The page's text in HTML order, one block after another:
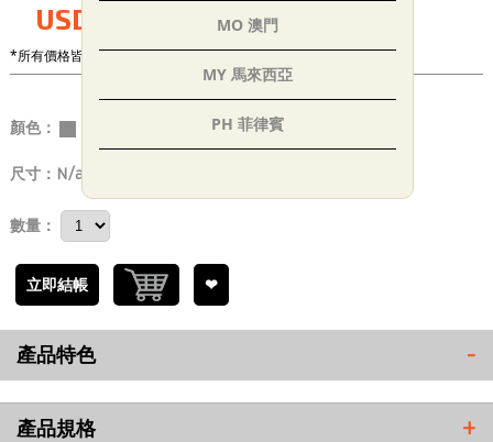
MO 澳門
MY 馬來西亞
PH 菲律賓
AE 阿聯
USD$19.00
*所有價格皆未稅
顏色：
尺寸： N/a
數量：
立即結帳 ❤
產品特色 -
產品規格 +